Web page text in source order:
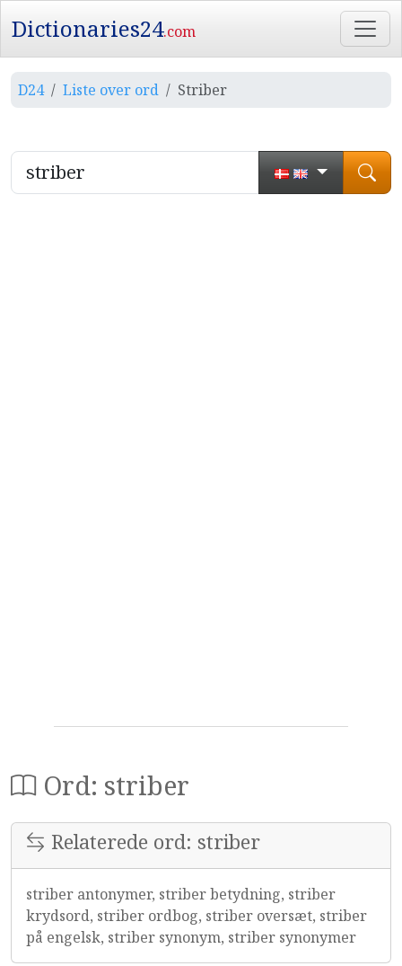
Dictionaries24.com
D24 Liste over ord Striber
Ord: striber
Relaterede ord: striber
striber antonymer, striber betydning, striber
krydsord, striber ordbog, striber oversæt, striber
på engelsk, striber synonym, striber synonymer